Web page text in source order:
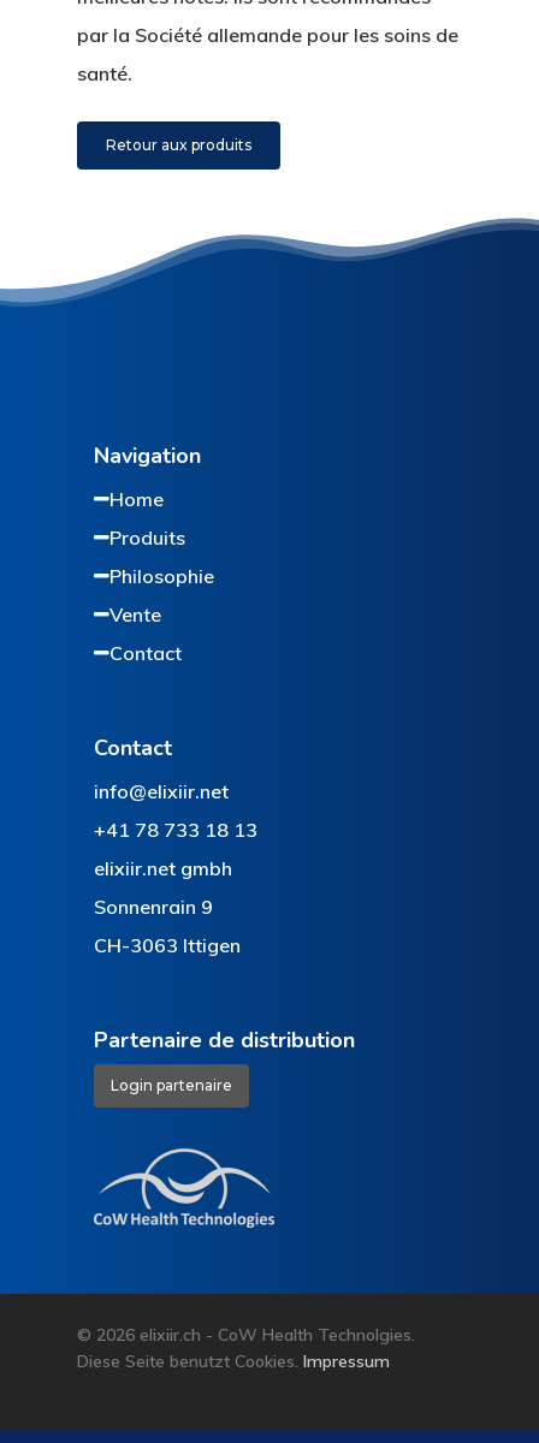
par la Société allemande pour les soins de
santé.
Retour aux produits
Navigation
Home
Produits
Philosophie
Vente
Contact
Contact
info@elixiir.net
+41 78 733 18 13
elixiir.net gmbh
Sonnenrain 9
CH-3063 Ittigen
Partenaire de distribution
Login partenaire
© 2026 elixiir.ch - CoW Health Technolgies.
Diese Seite benutzt Cookies. Impressum